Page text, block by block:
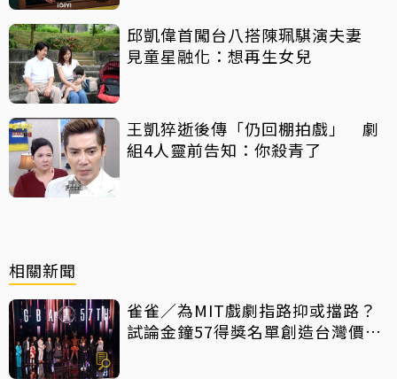
邱凱偉首闖台八搭陳珮騏演夫妻
見童星融化：想再生女兒
王凱猝逝後傳「仍回棚拍戲」 劇
組4人靈前告知：你殺青了
相關新聞
雀雀／為MIT戲劇指路抑或擋路？
試論金鐘57得獎名單創造台灣價值